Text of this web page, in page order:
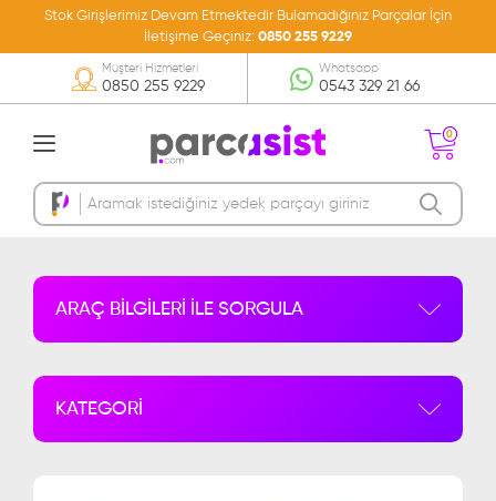
Stok Girişlerimiz Devam Etmektedir Bulamadığınız Parçalar İçin
İletişime Geçiniz: 0850 255 9229
0850 255 9229
Müşteri Hizmetleri
0543 329 21 66
Whatsapp
0
Sepetinizde Ürün
ARAÇ BİLGİLERİ İLE SORGULA
KATEGORİ